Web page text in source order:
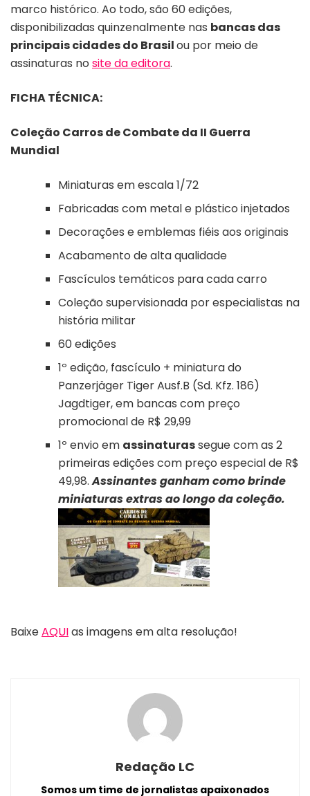
marco histórico. Ao todo, são 60 edições,
disponibilizadas quinzenalmente nas bancas das
principais cidades do Brasilou por meio de
assinaturas no site da editora.
FICHA TÉCNICA:
Coleção Carros de Combate da II Guerra
Mundial
Miniaturas em escala 1/72
Fabricadas com metal e plástico injetados
Decorações e emblemas fiéis aos originais
Acabamento de alta qualidade
Fascículos temáticos para cada carro
Coleção supervisionada por especialistas na
história militar
60 edições
1º edição, fascículo + miniatura do
Panzerjäger Tiger Ausf.B (Sd. Kfz. 186)
Jagdtiger, em bancas com preço
promocional de R$ 29,99
1º envio em assinaturassegue com as 2
primeiras edições com preço especial de R$
49,98.Assinantes ganham como brinde
miniaturas extras ao longo da coleção.
BaixeAQUIas imagens em alta resolução!
Redação LC
Somos um time de jornalistas apaixonados